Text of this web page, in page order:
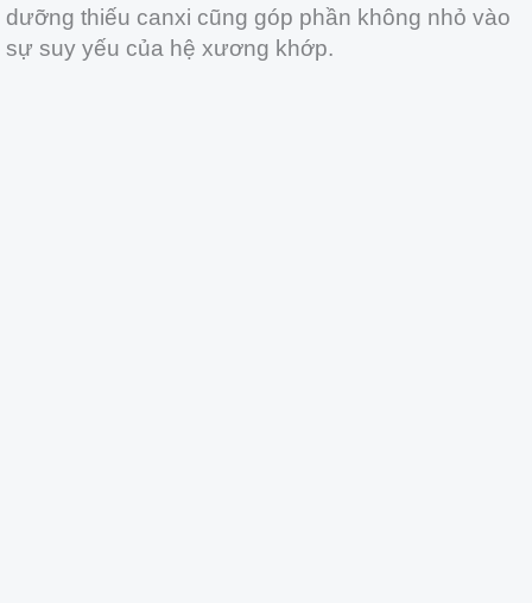
dưỡng thiếu canxi cũng góp phần không nhỏ vào
sự suy yếu của hệ xương khớp.